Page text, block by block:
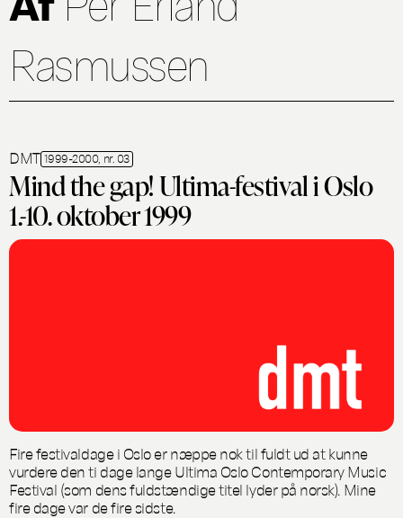
Rasmussen
DMT 1999-2000, nr. 03
Mind the gap! Ultima-festival i Oslo
1.-10. oktober 1999
Fire festivaldage i Oslo er næppe nok til fuldt ud at kunne
vurdere den ti dage lange Ultima Oslo Contemporary Music
Festival (som dens fuldstændige titel lyder på norsk). Mine
fire dage var de fire sidste.